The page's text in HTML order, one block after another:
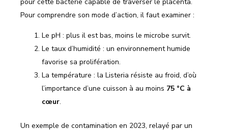
Pour comprendre son mode d’action, il faut examiner :
Le pH : plus il est bas, moins le microbe survit.
Le taux d’humidité : un environnement humide
favorise sa prolifération.
La température : la Listeria résiste au froid, d’où
l’importance d’une cuisson à au moins 75 °C à
cœur.
Un exemple de contamination en 2023, relayé par un